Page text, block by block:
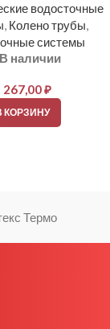
водосточные
, Колено трубы,
системы
В наличии
267,00₽
КОРЗИНУ
Термо